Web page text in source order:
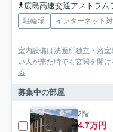
広島高速交通アストラ
駐輪場 インターネット
室内設備は洗面所独立・浴
い人が来た時でも玄関を開
る
募集中の部屋
2階
4.7万円